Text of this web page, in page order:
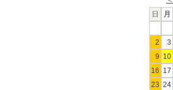
日
月
2
3
9 10
16 17
23 24